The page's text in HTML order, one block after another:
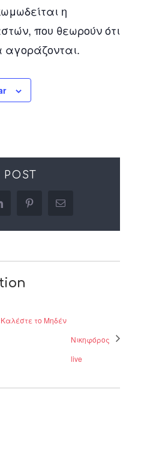
η
που θεωρούν ότι
linkedin pinterestEmail
το Μηδέν
Νικηφόρος
live